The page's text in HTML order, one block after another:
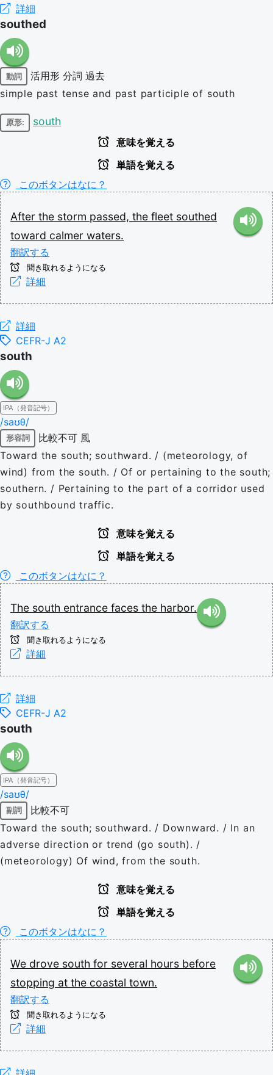
詳細
southed
動詞 活用形 分詞 過去
simple past tense and past participle of south
原形: south
意味を覚える
単語を覚える
このボタンはなに？
After the storm passed, the fleet southed
toward calmer waters.
翻訳する
聞き取れるようになる
詳細
詳細
CEFR-J A2
south
IPA（発音記号）
/saʊθ/
形容詞 比較不可 風
Toward the south; southward. / (meteorology, of
wind) from the south. / Of or pertaining to the south;
southern. / Pertaining to the part of a corridor used
by southbound traffic.
意味を覚える
単語を覚える
このボタンはなに？
The south entrance faces the harbor.
翻訳する
聞き取れるようになる
詳細
詳細
CEFR-J A2
south
IPA（発音記号）
/saʊθ/
副詞
比較不可
Toward the south; southward. / Downward. / In an
adverse direction or trend (go south). /
(meteorology) Of wind, from the south.
意味を覚える
単語を覚える
このボタンはなに？
We drove south for several hours before
stopping at the coastal town.
翻訳する
聞き取れるようになる
詳細